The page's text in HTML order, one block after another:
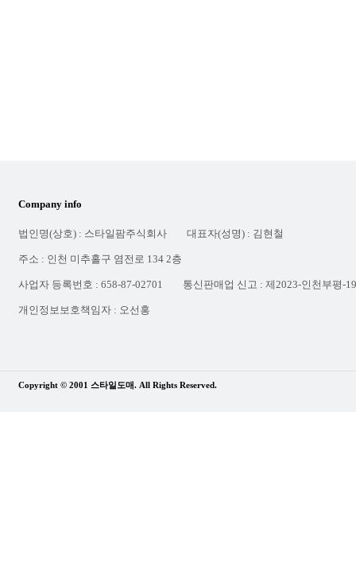
Company info
법인명(상호) : 스타일팜주식회사 대표자(성명) : 김현철
주소 : 인천 미추홀구 염전로 134 2층
사업자 등록번호 : 658-87-02701 통신판매업 신고 : 제2023-인천부평-
개인정보보호책임자 : 오선홍
Copyright © 2001 스타일도매. All Rights Reserved.